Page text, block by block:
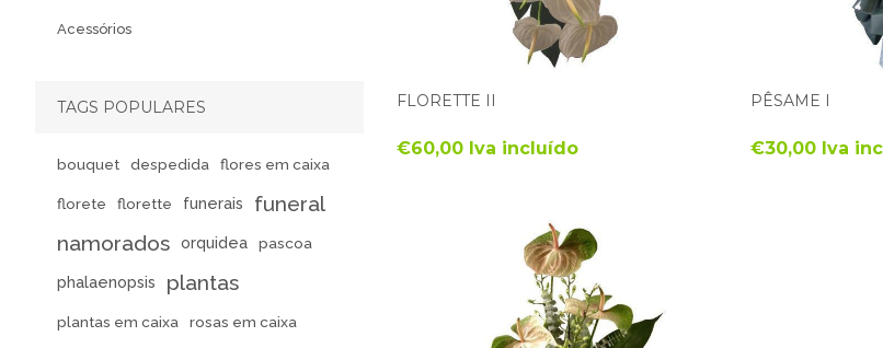
FLORETTE II
€60,00 Iva incluído
PÊSAME I
€30,00 Iva
Acessórios
TAGS POPULARES
bouquet despedida flores em caixa
florete florette funerais
funeral
namorados orquidea pascoa
phalaenopsis plantas
plantas em caixa rosas em caixa